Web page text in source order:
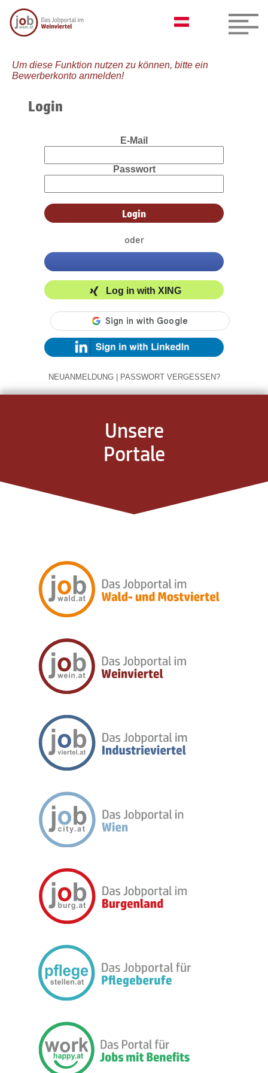
Um diese Funktion nutzen zu können, bitte ein
Bewerberkonto anmelden!
Login
E-Mail
Passwort
oder
Log in with XING
NEUANMELDUNG | PASSWORT VERGESSEN?
Unsere
Portale